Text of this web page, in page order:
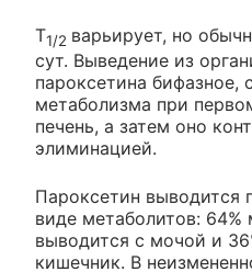
T1/2 варьирует, но
сут. Выведение из
пароксетина бифазное,
метаболизма при
печень, а затем оно
элиминацией.
Пароксетин выводится
виде метаболитов: 64%
выводится с мочой и
кишечник. В